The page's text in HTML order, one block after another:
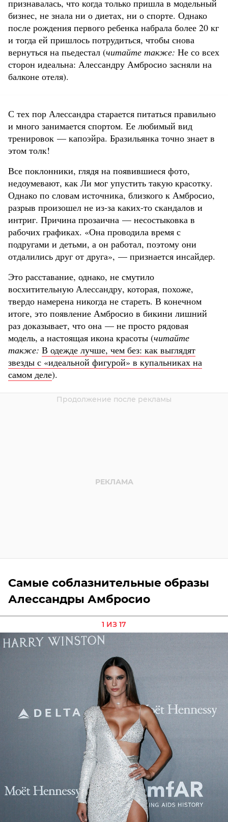
признавалась, что когда только пришла в модельный
бизнес, не знала ни о диетах, ни о спорте. Однако
после рождения первого ребенка набрала более 20 кг
и тогда ей пришлось потрудиться, чтобы снова
вернуться на пьедестал (читайте также: Не со всех
сторон идеальна: Алессандру Амбросио засняли на
балконе отеля).
С тех пор Алессандра старается питаться правильно
и много занимается спортом. Ее любимый вид
тренировок — капоэйра. Бразильянка точно знает в
этом толк!
Все поклонники, глядя на появившиеся фото,
недоумевают, как Ли мог упустить такую красотку.
Однако по словам источника, близкого к Амбросио,
разрыв произошел не из-за каких-то скандалов и
интриг. Причина прозаична — несостыковка в
рабочих графиках. «Она проводила время с
подругами и детьми, а он работал, поэтому они
отдалились друг от друга», — признается инсайдер.
Это расставание, однако, не смутило
восхитительную Алессандру, которая, похоже,
твердо намерена никогда не стареть. В конечном
итоге, это появление Амбросио в бикини лишний
раз доказывает, что она — не просто рядовая
модель, а настоящая икона красоты (читайте
также: В одежде лучше, чем без: как выглядят
звезды с «идеальной фигурой» в купальниках на
самом деле).
Самые соблазнительные образы
Алессандры Амбросио
1 ИЗ 17